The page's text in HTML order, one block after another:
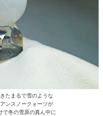
たまるで雪のような
ンスノークォーツが
冬の雪原の真ん中に